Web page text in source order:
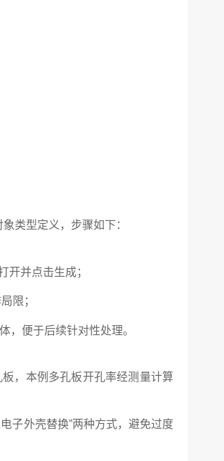
类型定义，步骤如下：
并点击生成；
限；
便于后续针对性处理。
，本例多孔板开孔率经测量计算
子外壳替换”两种方式，避免过度